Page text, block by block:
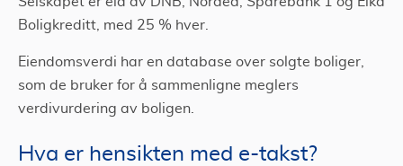
Boligkreditt, med 25 % hver.
Eiendomsverdi har en database over solgte boliger,
som de bruker for å sammenligne meglers
verdivurdering av boligen.
Hva er hensikten med e-takst?